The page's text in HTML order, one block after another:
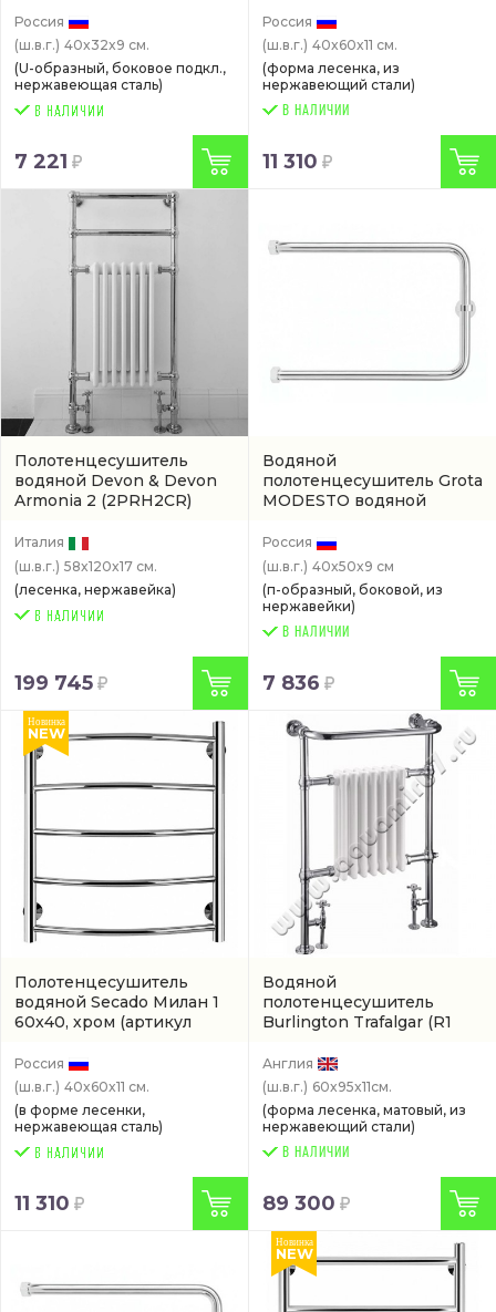
Россия
(ш.в.г.) 40x32x9 см.
(U-образный, боковое подкл.,
нержавеющая сталь)
7 221
Россия
(ш.в.г.) 40x60x11 см.
(форма лесенка, из
нержавеющий стали)
В НАЛИЧИИ
11 310
Полотенцесушитель
водяной Devon & Devon
Armonia 2 (2PRH2CR)
Италия
(ш.в.г.) 58x120x17 см.
(лесенка, нержавейка)
199 745
Водяной
полотенцесушитель Grota
MODESTO водяной
Россия
(ш.в.г.) 40x50x9 см
(п-образный, боковой, из
нержавейки)
В НАЛИЧИИ
7 836
Полотенцесушитель
водяной Secado Милан 1
60x40, хром (артикул
Новинка
NEW
Россия
(ш.в.г.) 40x60x11 см.
(в форме лесенки,
нержавеющая сталь)
11 310
Водяной
полотенцесушитель
Burlington Trafalgar (R1
Англия
(ш.в.г.) 60x95x11см.
(форма лесенка, матовый, из
нержавеющий стали)
В НАЛИЧИИ
89 300
Новинка
NEW